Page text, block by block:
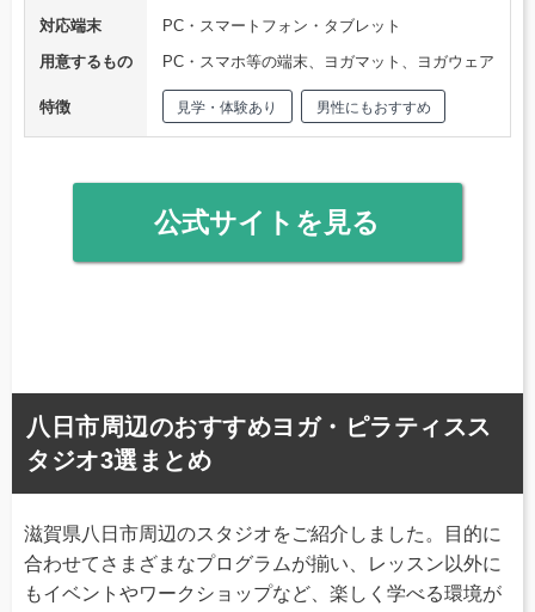
対応端末
PC・スマートフォン・タブレット
用意するもの
PC・スマホ等の端末、ヨガマット、ヨガウェア
特徴 見学・体験あり 男性にもおすすめ
公式サイトを見る
八日市周辺のおすすめヨガ・ピラティスス
タジオ3選まとめ
滋賀県八日市周辺のスタジオをご紹介しました。目的に
合わせてさまざまなプログラムが揃い、レッスン以外に
もイベントやワークショップなど、楽しく学べる環境が